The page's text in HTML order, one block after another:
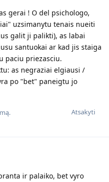
gerai ! O del psichologo,
uzsimanytu tenais nueiti
galit ji palikti), as labai
santuokai ar kad jis staiga
paciu priezasciu.
as negraziai elgiausi /
po "bet" paneigtu jo
Atsakyti
ir palaiko, bet vyro